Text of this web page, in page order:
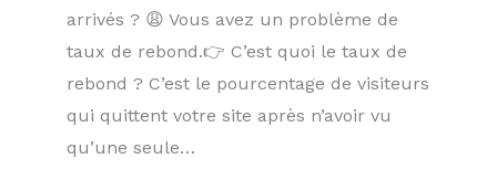
arrivés ? 😩 Vous avez un problème de
taux de rebond.👉 C’est quoi le taux de
rebond ? C’est le pourcentage de visiteurs
qui quittent votre site après n’avoir vu
qu’une seule…